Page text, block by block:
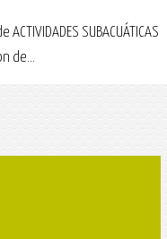
ACTIVIDADES SUBACUÁTICAS
de...